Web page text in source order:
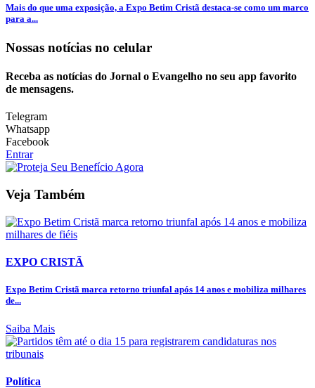
Mais do que uma exposição, a Expo Betim Cristã destaca-se como um marco
para a...
Nossas notícias no celular
Receba as notícias do Jornal o Evangelho no seu app favorito
de mensagens.
Telegram
Whatsapp
Facebook
Entrar
Veja Também
EXPO CRISTÃ
Expo Betim Cristã marca retorno triunfal após 14 anos e mobiliza milhares
de...
Saiba Mais
Política